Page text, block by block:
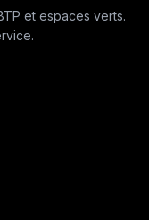
et espaces verts.